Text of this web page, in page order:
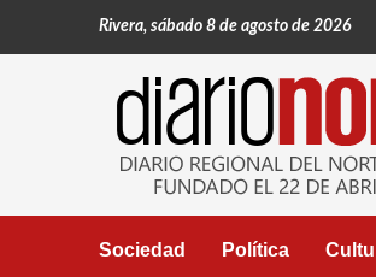
Rivera, sábado 8 de agosto de 2026
Sociedad Política